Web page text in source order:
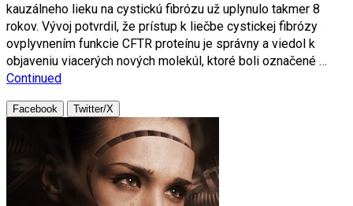
kauzálneho lieku na cystickú fibrózu už uplynulo takmer 8
rokov. Vývoj potvrdil, že prístup k liečbe cystickej fibrózy
ovplyvnením funkcie CFTR proteínu je správny a viedol k
objaveniu viacerých nových molekúl, ktoré boli označené …
Continued
Facebook Twitter/X